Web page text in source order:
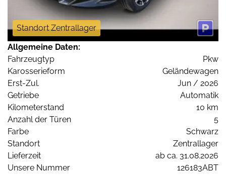
Standort Zentrallager
Allgemeine Daten:
Fahrzeugtyp
Pkw
Karosserieform
Geländewagen
Erst-Zul.
Jun / 2026
Getriebe
Automatik
Kilometerstand
10 km
Anzahl der Türen
5
Farbe
Schwarz
Standort
Zentrallager
Lieferzeit
ab ca. 31.08.2026
Unsere Nummer
126183ABT